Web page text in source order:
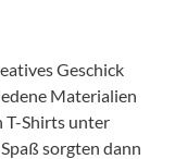
Geschick
Materialien
T-Shirts unter
sorgten dann